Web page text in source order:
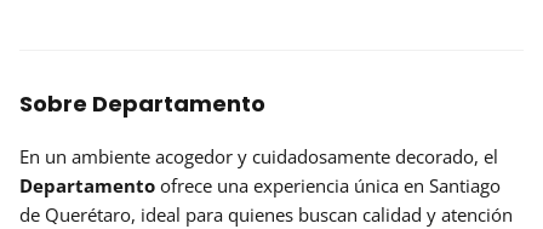
Sobre Departamento
En un ambiente acogedor y cuidadosamente decorado, el
Departamento ofrece una experiencia única en Santiago
de Querétaro, ideal para quienes buscan calidad y atención